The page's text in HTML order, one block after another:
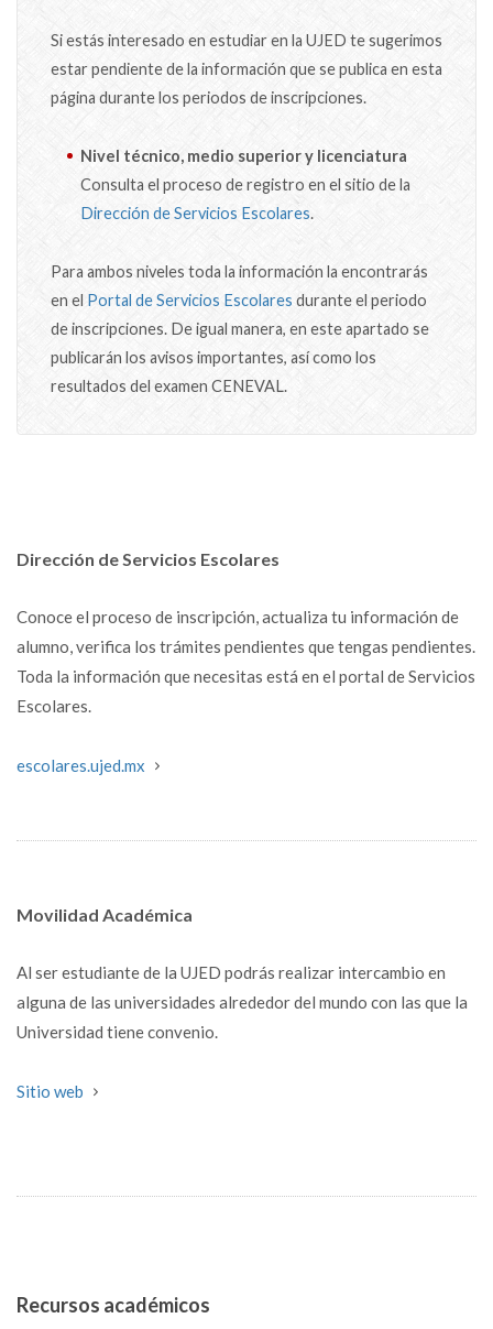
Si estás interesado en estudiar en la UJED te sugerimos
estar pendiente de la información que se publica en esta
página durante los periodos de inscripciones.
Nivel técnico, medio superior y licenciatura
Consulta el proceso de registro en el sitio de la
Dirección de Servicios Escolares.
Para ambos niveles toda la información la encontrarás
en el Portal de Servicios Escolares durante el periodo
de inscripciones. De igual manera, en este apartado se
publicarán los avisos importantes, así como los
resultados del examen CENEVAL.
Dirección de Servicios Escolares
Conoce el proceso de inscripción, actualiza tu información de
alumno, verifica los trámites pendientes que tengas pendientes.
Toda la información que necesitas está en el portal de Servicios
Escolares.
escolares.ujed.mx
Movilidad Académica
Al ser estudiante de la UJED podrás realizar intercambio en
alguna de las universidades alrededor del mundo con las que la
Universidad tiene convenio.
Sitio web
Recursos académicos